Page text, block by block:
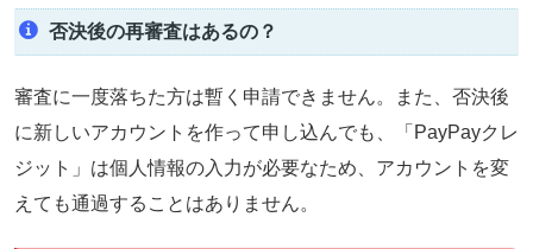
否決後の再審査はあるの？
審査に一度落ちた方は暫く申請できません。また、否決後
に新しいアカウントを作って申し込んでも、「PayPayクレ
ジット」は個人情報の入力が必要なため、 アカウントを変
えても通過することはありません。